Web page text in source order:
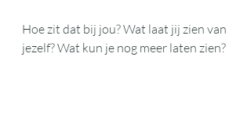
Hoe zit dat bij jou? Wat laat jij zien van
jezelf? Wat kun je nog meer laten zien?